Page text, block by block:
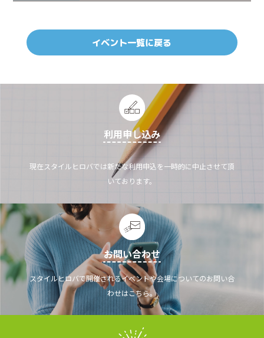
イベント一覧に戻る
利用申し込み
現在スタイルヒロバでは新たな利用申込を一時的に中止させて頂
いております。
お問い合わせ
スタイルヒロバで開催されるイベントや会場についてのお問い合
わせはこちら。